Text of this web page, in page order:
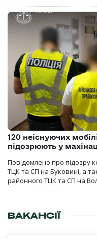
120 неіснуючих
підозрюють у
Повідомлено про підозру
ТЦК та СП на Буковині, а
районного ТЦК та СП на
ВАКАНСІЇ